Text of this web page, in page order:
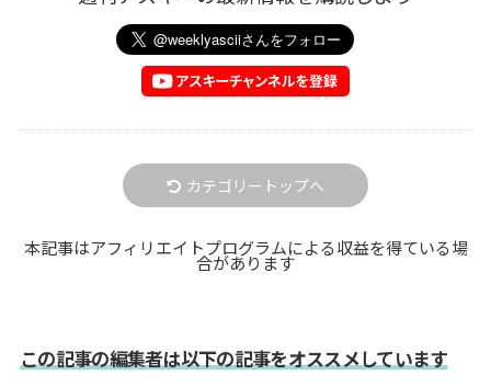
カテゴリートップへ
本記事はアフィリエイトプログラムによる収益を得ている場
合があります
この記事の編集者は以下の記事をオススメしています